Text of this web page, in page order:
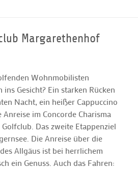
Margarethenhof
Wohnmobilisten
ins Gesicht? Ein starken Rücken
Nacht, ein heißer Cappuccino
im Concorde Charisma
Das zweite Etappenziel
Die Anreise über die
Allgäus ist bei herrlichem
ein Genuss. Auch das Fahren: